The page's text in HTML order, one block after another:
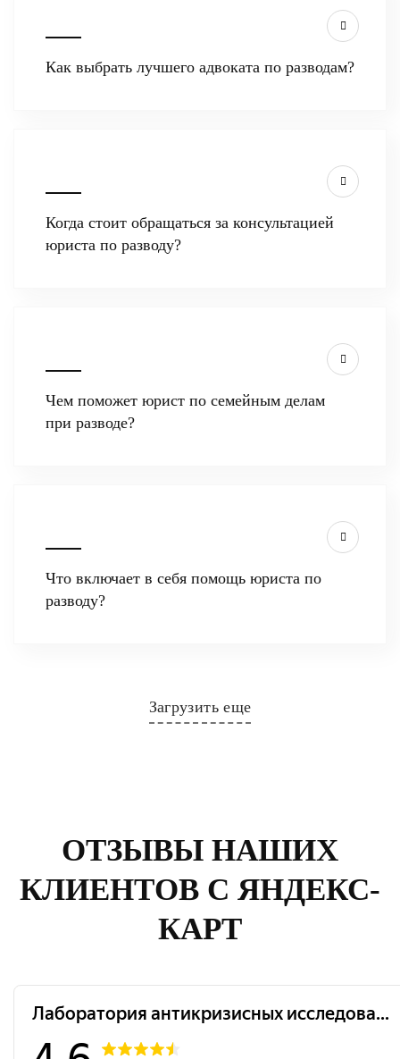
Как выбрать лучшего адвоката по разводам?
Когда стоит обращаться за консультацией
юриста по разводу?
Чем поможет юрист по семейным делам
при разводе?
Что включает в себя помощь юриста по
разводу?
Загрузить еще
ОТЗЫВЫ НАШИХ
КЛИЕНТОВ С ЯНДЕКС-
КАРТ